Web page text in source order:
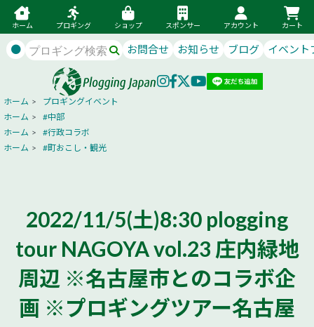
ホーム プロギング ショップ スポンサー アカウント カート
● お問合せ お知らせ ブログ イベント
ホーム >
プロギングイベント
ホーム >
#中部
ホーム >
#行政コラボ
ホーム > #町おこし・観光
2022/11/5(土)8:30 plogging
tour NAGOYA vol.23 庄内緑地
周辺 ※名古屋市とのコラボ企
画 ※プロギングツアー名古屋